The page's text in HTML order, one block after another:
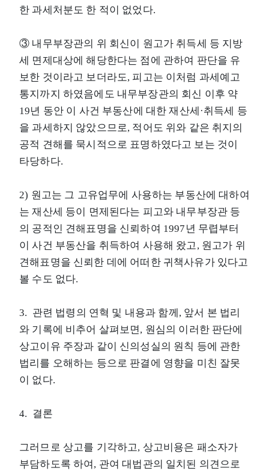
한 과세처분도 한 적이 없었다.
③ 내무부장관의 위 회신이 원고가 취득세 등 지방
세 면제대상에 해당한다는 점에 관하여 판단을 유
보한 것이라고 보더라도, 피고는 이처럼 과세예고
통지까지 하였음에도 내무부장관의 회신 이후 약
19년 동안 이 사건 부동산에 대한 재산세·취득세 등
을 과세하지 않았으므로, 적어도 위와 같은 취지의
공적 견해를 묵시적으로 표명하였다고 보는 것이
타당하다.
2) 원고는 그 고유업무에 사용하는 부동산에 대하여
는 재산세 등이 면제된다는 피고와 내무부장관 등
의 공적인 견해표명을 신뢰하여 1997년 무렵부터
이 사건 부동산을 취득하여 사용해 왔고, 원고가 위
견해표명을 신뢰한 데에 어떠한 귀책사유가 있다고
볼 수도 없다.
3. 관련 법령의 연혁 및 내용과 함께, 앞서 본 법리
와 기록에 비추어 살펴보면, 원심의 이러한 판단에
상고이유 주장과 같이 신의성실의 원칙 등에 관한
법리를 오해하는 등으로 판결에 영향을 미친 잘못
이 없다.
4. 결론
그러므로 상고를 기각하고, 상고비용은 패소자가
부담하도록 하여, 관여 대법관의 일치된 의견으로